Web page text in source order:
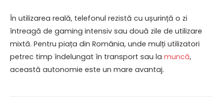
În utilizarea reală, telefonul rezistă cu ușurință o zi
întreagă de gaming intensiv sau două zile de utilizare
mixtă. Pentru piața din România, unde mulți utilizatori
petrec timp îndelungat în transport sau la muncă,
această autonomie este un mare avantaj.